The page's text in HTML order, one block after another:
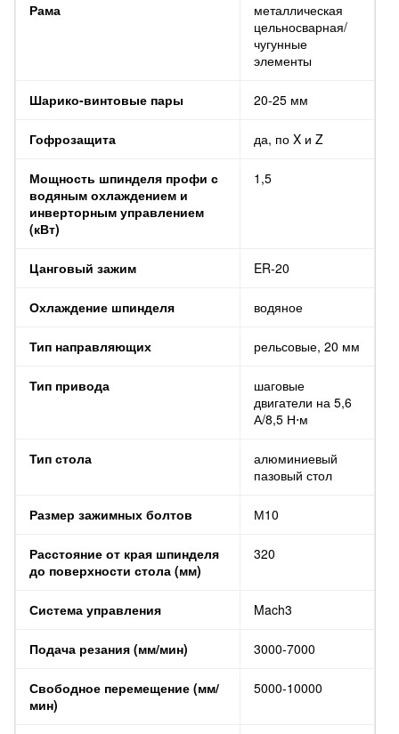
Рама
металлическая
цельносварная/
чугунные
элементы
Шарико-винтовые пары 20-25 мм
Гофрозащита да, по X и Z
Мощность шпинделя профи с
водяным охлаждением и
инверторным управлением
(кВт)
1,5
Цанговый зажим ER-20
Охлаждение шпинделя водяное
Тип направляющих рельсовые, 20 мм
Тип привода
шаговые
двигатели на 5,6
А/8,5 Н⋅м
Тип стола
алюминиевый
пазовый стол
Размер зажимных болтов М10
Расстояние от края шпинделя
до поверхности стола (мм)
320
Система управления Mach3
Подача резания (мм/мин) 3000-7000
Свободное перемещение (мм/
мин)
5000-10000